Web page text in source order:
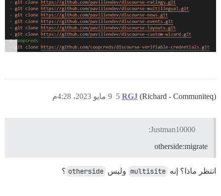
RGJ (Richard - Communiteq) 9 مايو 2023، 4:28م 5
Justman10000:
otherside:migrate
انتظر ماذا؟ إنه multisite وليس otherside ؟